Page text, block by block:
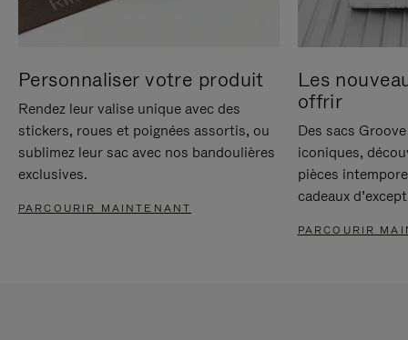
Personnaliser votre produit
Rendez leur valise unique avec des
stickers, roues et poignées assortis, ou
sublimez leur sac avec nos bandoulières
exclusives.
PARCOURIR MAINTENANT
Les
offrir
Des sacs
iconiques,
pièces
cadeaux
PARCOURIR